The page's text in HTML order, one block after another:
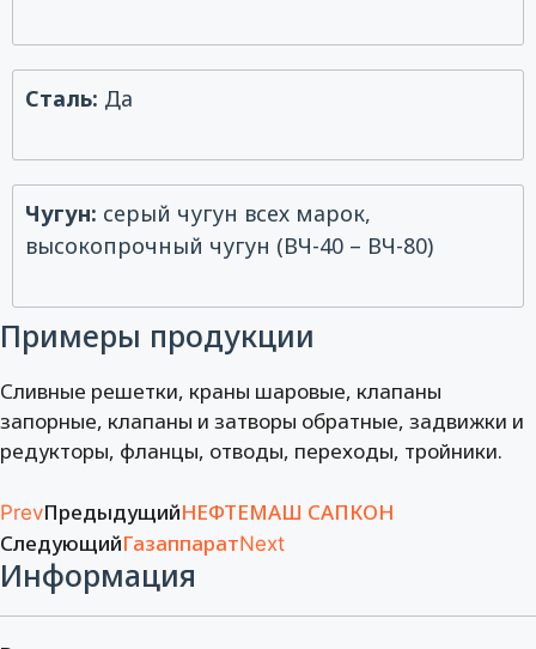
Сталь: Да
Чугун: серый чугун всех марок,
высокопрочный чугун (ВЧ-40 – ВЧ-80)
Примеры продукции
Сливные решетки, краны шаровые, клапаны
запорные, клапаны и затворы обратные, задвижки и
редукторы, фланцы, отводы, переходы, тройники.
PrevПредыдущийНЕФТЕМАШ САПКОН
СледующийГазаппаратNext
Информация